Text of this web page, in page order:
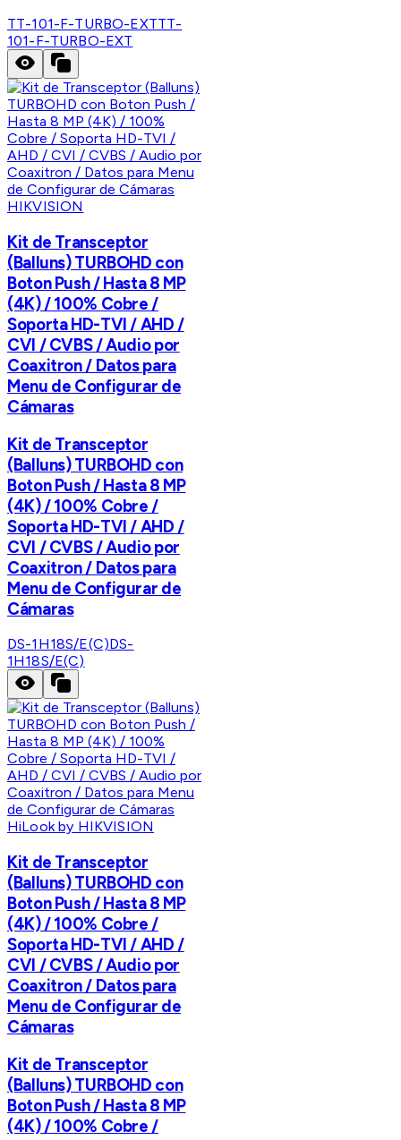
TT-101-F-TURBO-EXTTT-
101-F-TURBO-EXT
HIKVISION
Kit de Transceptor
(Balluns) TURBOHD con
Boton Push / Hasta 8 MP
(4K) / 100% Cobre /
Soporta HD-TVI / AHD /
CVI / CVBS / Audio por
Coaxitron / Datos para
Menu de Configurar de
Cámaras
Kit de Transceptor
(Balluns) TURBOHD con
Boton Push / Hasta 8 MP
(4K) / 100% Cobre /
Soporta HD-TVI / AHD /
CVI / CVBS / Audio por
Coaxitron / Datos para
Menu de Configurar de
Cámaras
DS-1H18S/E(C)DS-
1H18S/E(C)
HiLook by HIKVISION
Kit de Transceptor
(Balluns) TURBOHD con
Boton Push / Hasta 8 MP
(4K) / 100% Cobre /
Soporta HD-TVI / AHD /
CVI / CVBS / Audio por
Coaxitron / Datos para
Menu de Configurar de
Cámaras
Kit de Transceptor
(Balluns) TURBOHD con
Boton Push / Hasta 8 MP
(4K) / 100% Cobre /